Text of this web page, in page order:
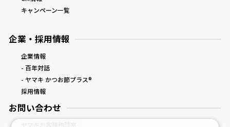
キャンペーン一覧
企業・採用情報
企業情報
- 百年対話
- ヤマキ かつお節プラス®
採用情報
お問い合わせ